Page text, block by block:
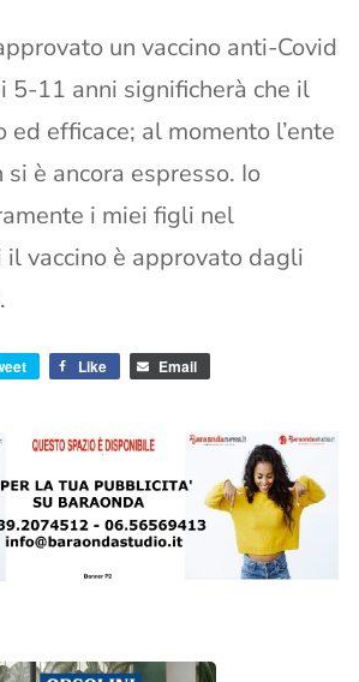
un vaccino anti-Covid
5-11 anni significherà che il
ed efficace; al momento l’ente
è ancora espresso. Io
i miei figli nel
il vaccino è approvato dagli
Like Email